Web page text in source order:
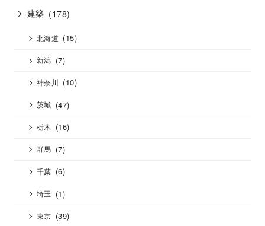
建築 (178)
北海道 (15)
新潟 (7)
神奈川 (10)
茨城 (47)
栃木 (16)
群馬 (7)
千葉 (6)
埼玉 (1)
東京 (39)